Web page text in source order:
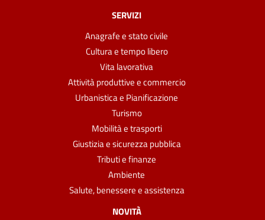
SERVIZI
Anagrafe e stato civile
Cultura e tempo libero
Vita lavorativa
Attività produttive e commercio
Urbanistica e Pianificazione
Turismo
Mobilità e trasporti
Giustizia e sicurezza pubblica
Tributi e finanze
Ambiente
Salute, benessere e assistenza
NOVITÀ